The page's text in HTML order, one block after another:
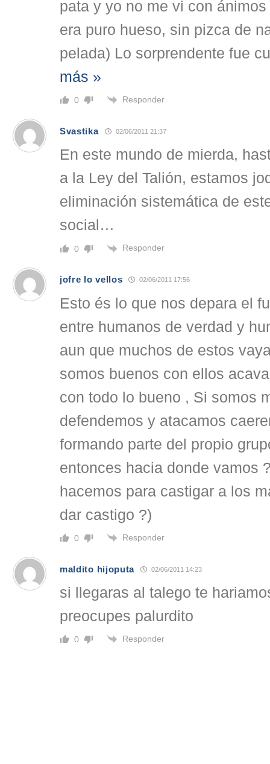
pata y yo no me vi con
era puro hueso, sin pizca de
pelada) Lo sorprendente fue
más »
0 Responder
Svastika 02/06/2011 21:37
En este mundo de mierda,
a la Ley del Talión, estamos
eliminación sistemática de
social…
0 Responder
jofre lo vellos 02/06/2011 17:56
Esto és lo que nos depara el
entre humanos de verdad y
aun que muchos de estos
somos buenos con ellos
con todo lo bueno , Si somos
defendemos y atacamos
formando parte del propio
entonces hacia donde vamos
hacemos para castigar a los
dar castigo ?)
0 Responder
maldito hijoputa 02/06/2011 14:23
si llegaras al talego te
preocupes palurdito
0 Responder